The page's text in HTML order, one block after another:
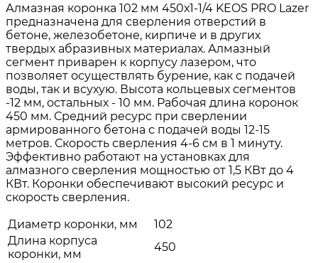
Алмазная коронка 102 мм 450х1-1/4 KEOS PRO Lazer
предназначена для сверления отверстий в
бетоне, железобетоне, кирпиче и в других
твердых абразивных материалах. Алмазный
сегмент приварен к корпусу лазером, что
позволяет осуществлять бурение, как с подачей
воды, так и всухую. Высота кольцевых сегментов
-12 мм, остальных - 10 мм. Рабочая длина коронок
450 мм. Средний ресурс при сверлении
армированного бетона с подачей воды 12-15
метров. Скорость сверления 4-6 см в 1 минуту.
Эффективно работают на установках для
алмазного сверления мощностью от 1,5 КВт до 4
КВт. Коронки обеспечивают высокий ресурс и
скорость сверления.
Диаметр коронки, мм
102
Длина корпуса
коронки, мм
450